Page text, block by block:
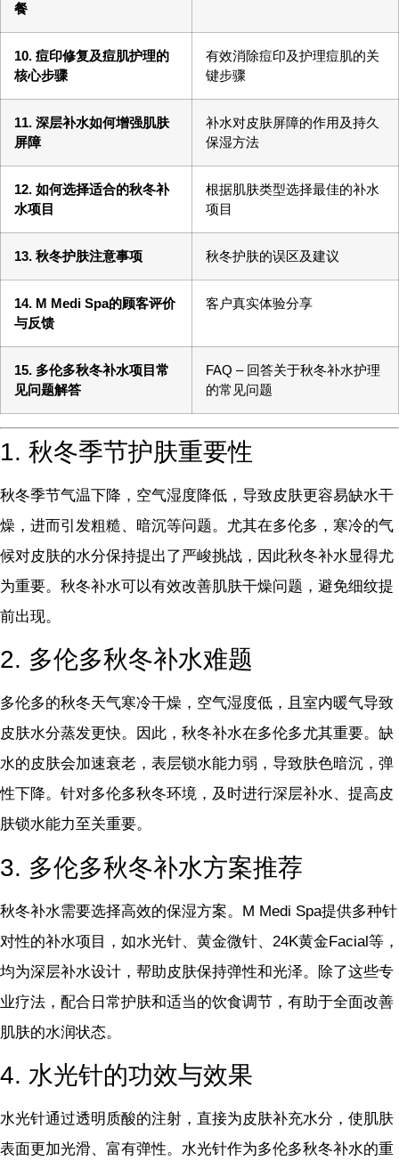
餐
10. 痘印修复及痘肌护理的
核心步骤
有效消除痘印及护理痘肌的关
键步骤
11. 深层补水如何增强肌肤
屏障
补水对皮肤屏障的作用及持久
保湿方法
12. 如何选择适合的秋冬补
水项目
根据肌肤类型选择最佳的补水
项目
13. 秋冬护肤注意事项 秋冬护肤的误区及建议
14. M Medi Spa的顾客评价
与反馈
客户真实体验分享
15. 多伦多秋冬补水项目常
见问题解答
FAQ – 回答关于秋冬补水护理
的常见问题
1. 秋冬季节护肤重要性
秋冬季节气温下降，空气湿度降低，导致皮肤更容易缺水干
燥，进而引发粗糙、暗沉等问题。尤其在多伦多，寒冷的气
候对皮肤的水分保持提出了严峻挑战，因此秋冬补水显得尤
为重要。秋冬补水可以有效改善肌肤干燥问题，避免细纹提
前出现。
2. 多伦多秋冬补水难题
多伦多的秋冬天气寒冷干燥，空气湿度低，且室内暖气导致
皮肤水分蒸发更快。因此，秋冬补水在多伦多尤其重要。缺
水的皮肤会加速衰老，表层锁水能力弱，导致肤色暗沉，弹
性下降。针对多伦多秋冬环境，及时进行深层补水、提高皮
肤锁水能力至关重要。
3. 多伦多秋冬补水方案推荐
秋冬补水需要选择高效的保湿方案。M Medi Spa提供多种针
对性的补水项目，如水光针、黄金微针、24K黄金Facial等，
均为深层补水设计，帮助皮肤保持弹性和光泽。除了这些专
业疗法，配合日常护肤和适当的饮食调节，有助于全面改善
肌肤的水润状态。
4. 水光针的功效与效果
水光针通过透明质酸的注射，直接为皮肤补充水分，使肌肤
表面更加光滑、富有弹性。水光针作为多伦多秋冬补水的重